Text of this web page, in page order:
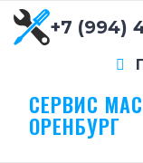
+7 (994)
СЕРВИС
ОРЕНБУРГ